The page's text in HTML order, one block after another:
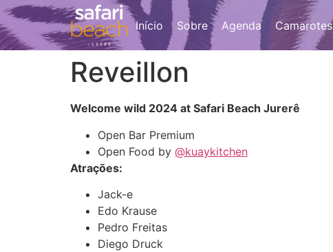
Início Sobre Agenda Camarotes
Reveillon
Welcome wild 2024 at Safari Beach Jurerê
Open Bar Premium
Open Food by @kuaykitchen
Atrações:
Jack-e
Edo Krause
Pedro Freitas
Diego Druck